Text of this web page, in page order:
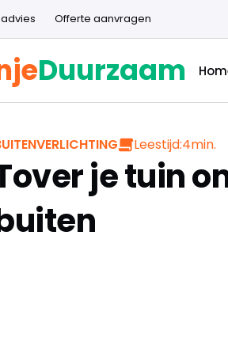
Offerte aanvragen
Duurzaam
Leestijd:4min.
je tuin